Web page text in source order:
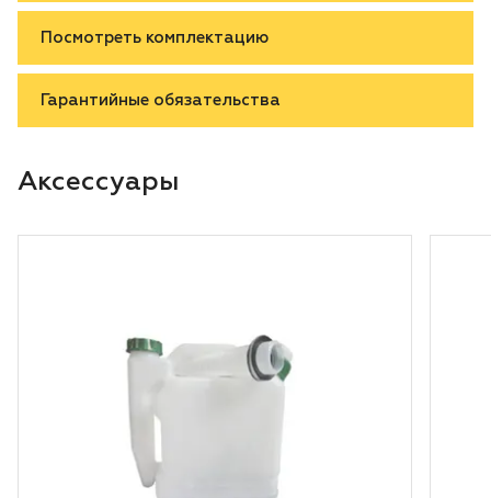
Посмотреть комплектацию
Гарантийные обязательства
Аксессуары